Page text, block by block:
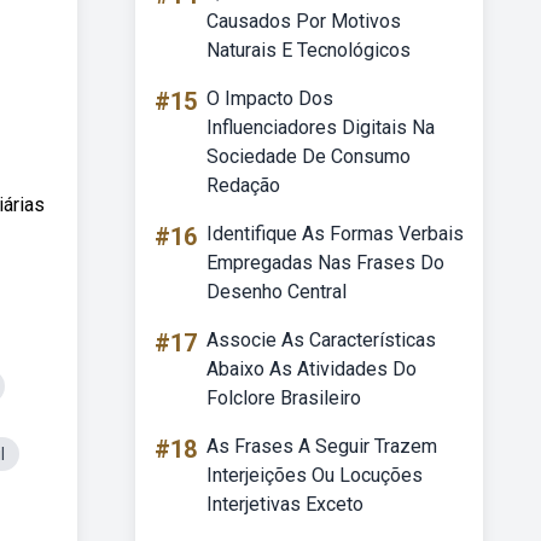
Causados Por Motivos
Naturais E Tecnológicos
#15 O Impacto Dos
Influenciadores Digitais Na
Sociedade De Consumo
Redação
#16 Identifique As Formas Verbais
Empregadas Nas Frases Do
Desenho Central
#17 Associe As Características
Abaixo As Atividades Do
Folclore Brasileiro
#18 As Frases A Seguir Trazem
Interjeições Ou Locuções
Interjetivas Exceto